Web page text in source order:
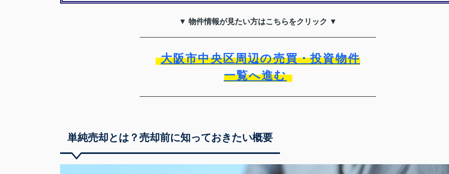
▼ 物件情報が見たい方はこちらをクリック ▼
大阪市中央区周辺の売買・投資物件
一覧へ進む
単純売却とは？売却前に知っておきたい概要